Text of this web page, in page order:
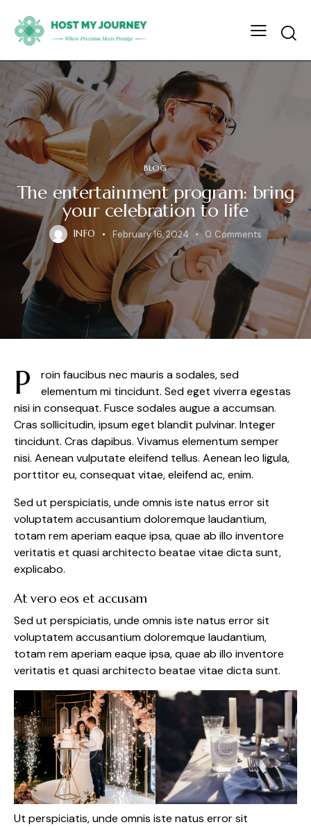
BLOG
The entertainment program: bring
your celebration to life
INFO February 16, 2024 0 Comments
P
roin faucibus nec mauris a sodales, sed
elementum mi tincidunt. Sed eget viverra egestas
nisi in consequat. Fusce sodales augue a accumsan.
Cras sollicitudin, ipsum eget blandit pulvinar. Integer
tincidunt. Cras dapibus. Vivamus elementum semper
nisi. Aenean vulputate eleifend tellus. Aenean leo ligula,
porttitor eu, consequat vitae, eleifend ac, enim.
Sed ut perspiciatis, unde omnis iste natus error sit
voluptatem accusantium doloremque laudantium,
totam rem aperiam eaque ipsa, quae ab illo inventore
veritatis et quasi architecto beatae vitae dicta sunt,
explicabo.
At vero eos et accusam
Sed ut perspiciatis, unde omnis iste natus error sit
voluptatem accusantium doloremque laudantium,
totam rem aperiam eaque ipsa, quae ab illo inventore
veritatis et quasi architecto beatae vitae dicta sunt.
Ut perspiciatis, unde omnis iste natus error sit